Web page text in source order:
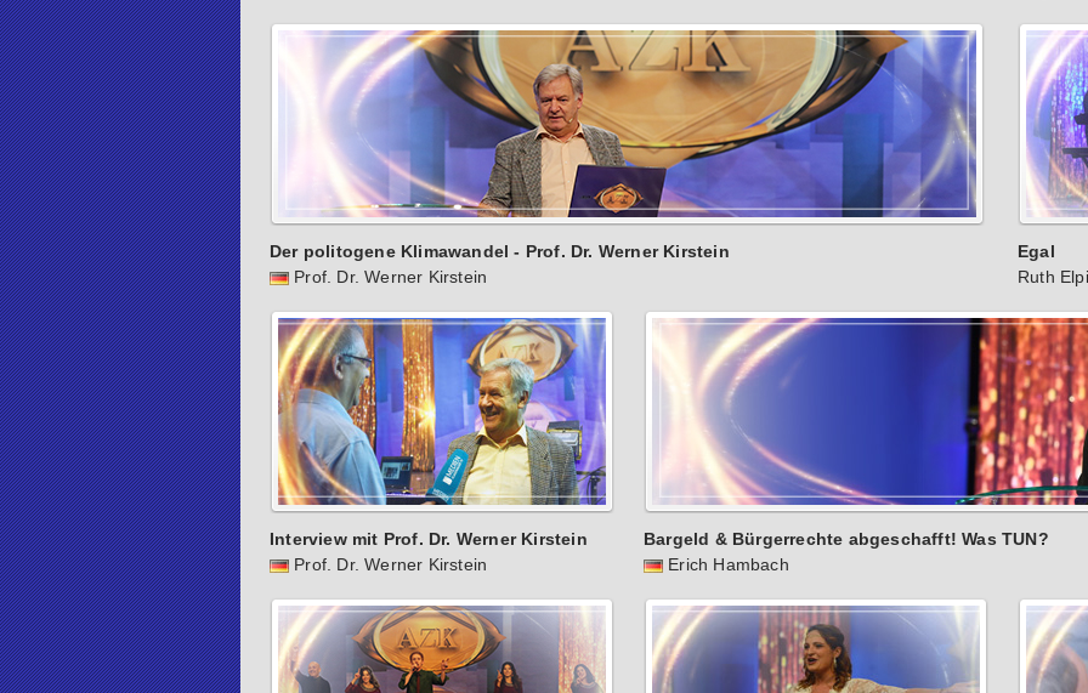
Der politogene Klimawandel - Prof. Dr. Werner Kirstein
Prof. Dr. Werner Kirstein
Egal
Ruth
Interview mit Prof. Dr. Werner Kirstein
Prof. Dr. Werner Kirstein
Bargeld & Bürgerrechte abgeschafft! Was TUN?
Erich Hambach